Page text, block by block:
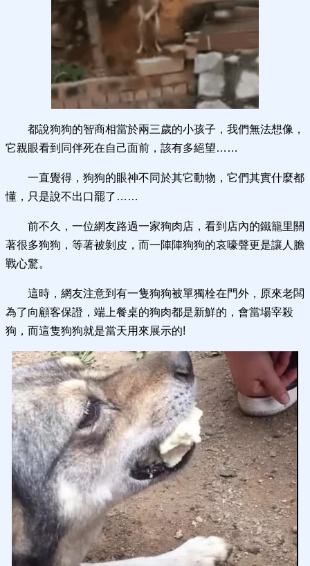
都說狗狗的智商相當於兩三歲的小孩子，我們無法想像，
它親眼看到同伴死在自己面前，該有多絕望……
一直覺得，狗狗的眼神不同於其它動物，它們其實什麼都
懂，只是說不出口罷了……
前不久，一位網友路過一家狗肉店，看到店內的鐵籠里關
著很多狗狗，等著被剝皮，而一陣陣狗狗的哀嚎聲更是讓人膽
戰心驚。
這時，網友注意到有一隻狗狗被單獨栓在門外，原來老闆
為了向顧客保證，端上餐桌的狗肉都是新鮮的，會當場宰殺
狗，而這隻狗狗就是當天用來展示的!